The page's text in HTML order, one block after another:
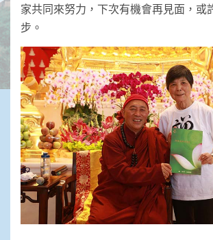
家共同來努力，下次有機會再見面，或
步。